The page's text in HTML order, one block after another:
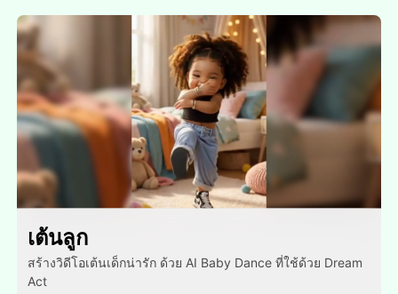
เต้นลูก
สร้างวิดีโอเต้นเด็กน่ารัก ด้วย AI Baby Dance ที่ใช้ด้วย Dream
Act